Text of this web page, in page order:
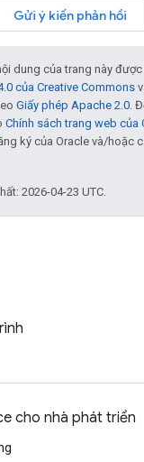
Gửi ý kiến phản hồi
dung của trang này
của Creative Commons
Giấy phép Apache 2.0 .
Chính sách trang web của
ký của Oracle và/hoặc
2026-04-23 UTC.
cho nhà phát triển